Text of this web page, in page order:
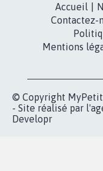
Accueil
Contactez-
Mentions
© Copyright
- Site réalisé par
Developr